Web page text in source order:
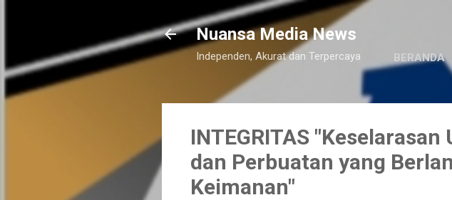
Nuansa Media News
Independen, Akurat dan Terpercaya BERANDA
INTEGRITAS
dan Perbuatan yang
Keimanan"